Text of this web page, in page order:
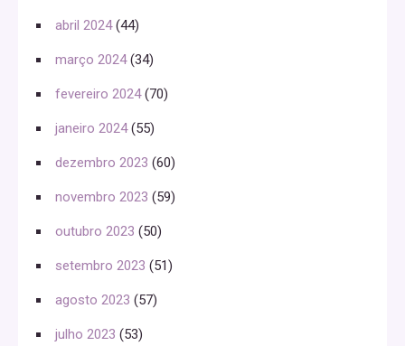
abril 2024(44)
março 2024(34)
fevereiro 2024(70)
janeiro 2024(55)
dezembro 2023 (60)
novembro 2023 (59)
outubro 2023 (50)
setembro 2023 (51)
agosto 2023 (57)
julho 2023 (53)